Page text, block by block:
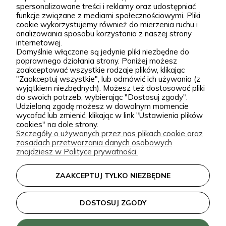
stoją Wiktor i Klaudia, którzy z dużą starannością
dobierają każdą odmianę dostępną w naszej
ofercie. W sprzedaży znajdziesz zarówno
sprawdzone, klasyczne gatunki, jak i ciekawsze,
bardziej unikatowe krzewy ozdobne, drzewa, byliny
oraz sadzonki do ogrodu. Każda roślina jest przez
nas pielęgnowana, nawożona, przycinana i
przygotowywana tak, aby mogła trafić do Twojego
ogrodu w jak najlepszej kondycji. W Zielonej Parze
stawiamy przede wszystkim na jakość sadzonek.
Wiemy, że dobrze ukorzeniona, zdrowa roślina to
podstawa udanego ogrodu, dlatego nie traktujemy
sprzedaży roślin jak zwykłej wysyłki produktu.
Nasze sadzonki są starannie prowadzone i
zabezpieczane przed transportem, dzięki czemu
klienci doceniają je za wygląd, kondycję oraz dobre
Podgórna 9, 97-565 Brudzice
+48 793 037 145
kontakt@zielonapara.pl
Kategorie
Informacje
zielonapara.pl © 2026
Made with
by
spersonalizowane treści i reklamy oraz udostępniać
funkcje związane z mediami społecznościowymi. Pliki
cookie wykorzystujemy również do mierzenia ruchu i
analizowania sposobu korzystania z naszej strony
internetowej.
Domyślnie włączone są jedynie pliki niezbędne do
poprawnego działania strony. Poniżej możesz
zaakceptować wszystkie rodzaje plików, klikając
"Zaakceptuj wszystkie", lub odmówić ich używania (z
wyjątkiem niezbędnych). Możesz też dostosować pliki
do swoich potrzeb, wybierając "Dostosuj zgody".
Udzieloną zgodę możesz w dowolnym momencie
wycofać lub zmienić, klikając w link "Ustawienia plików
cookies" na dole strony.
Szczegóły o używanych przez nas plikach cookie oraz
zasadach przetwarzania danych osobowych
znajdziesz w Polityce prywatności.
ZAAKCEPTUJ TYLKO NIEZBĘDNE
DOSTOSUJ ZGODY